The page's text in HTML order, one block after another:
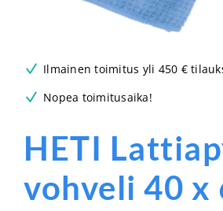
Ilmainen toimitus yli 450 €
Nopea toimitusaika!
HETI
vohveli 40 x